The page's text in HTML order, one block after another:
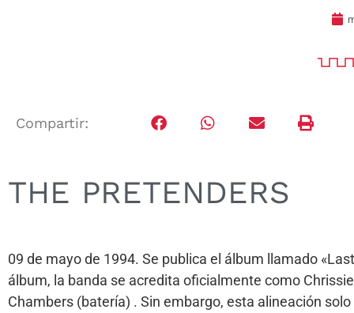
Compartir:
THE PRETENDERS
09 de mayo de 1994. Se publica el álbum llamado
álbum, la banda se acredita oficialmente como
Chambers (batería) . Sin embargo, esta alineación